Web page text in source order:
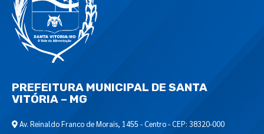
PREFEITURA MUNICIPAL DE SANTA
VITÓRIA – MG
Av. Reinaldo Franco de Morais, 1455 - Centro - CEP: 38320-000